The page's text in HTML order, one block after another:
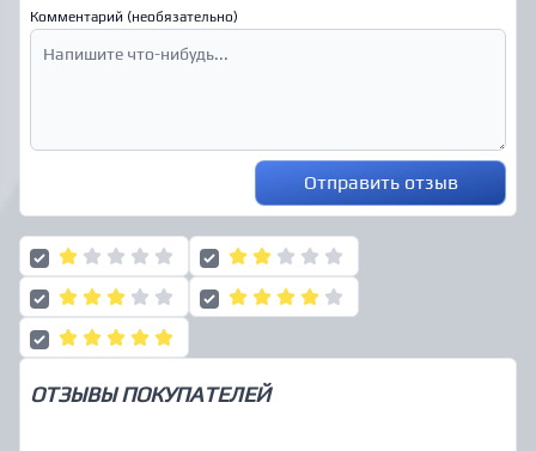
Комментарий (необязательно)
Отправить отзыв
ОТЗЫВЫ ПОКУПАТЕЛЕЙ